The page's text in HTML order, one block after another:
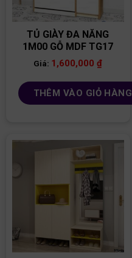
TỦ GIÀY ĐA NĂNG
1M00 GỖ MDF TG17
Giá: 1,600,000₫
THÊM VÀO GIỎ HÀNG